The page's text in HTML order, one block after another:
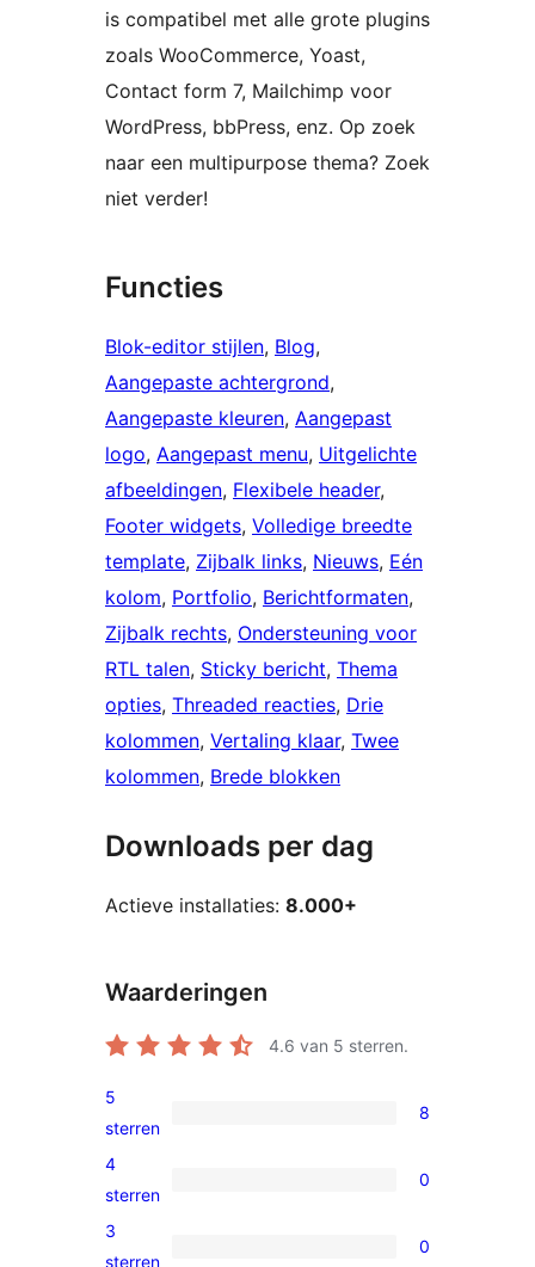
is compatibel met alle grote plugins
zoals WooCommerce, Yoast,
Contact form 7, Mailchimp voor
WordPress, bbPress, enz. Op zoek
naar een multipurpose thema? Zoek
niet verder!
Functies
Blok-editor stijlen, Blog
Aangepaste achtergrond
Aangepaste kleuren, Aangepast
logo, Aangepast menu, Uitgelichte
afbeeldingen, Flexibele header
Footer widgets, Volledige breedte
template, Zijbalk links, Nieuws, Eén
kolom, Portfolio, Berichtformaten
Zijbalk rechts, Ondersteuning voor
RTL talen, Sticky bericht, Thema
opties, Threaded reacties, Drie
kolommen, Vertaling klaar, Twee
kolommen, Brede blokken
Downloads per dag
Actieve installaties: 8.000+
Waarderingen
4.6 van 5 sterren.
8
5
sterren
5
sterren
8
0
4
sterren
4
sterren
0
0
3
sterren
0